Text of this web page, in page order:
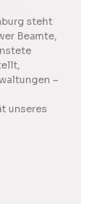
steht
Beamte,
–
unseres